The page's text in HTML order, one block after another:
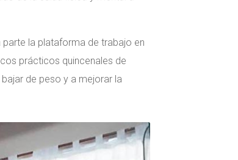
parte la plataforma de trabajo en
prácticos quincenales de
de peso y a mejorar la